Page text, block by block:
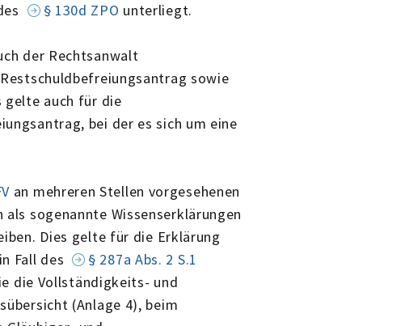
§ 130d ZPO unterliegt.
der Rechtsanwalt
sowie
gelte auch für die
bei der es sich um eine
an mehreren Stellen vorgesehenen
sogenannte Wissenserklärungen
Dies gelte für die Erklärung
Fall des
§ 287a Abs. 2 S.1
die Vollständigkeits- und
(Anlage 4), beim